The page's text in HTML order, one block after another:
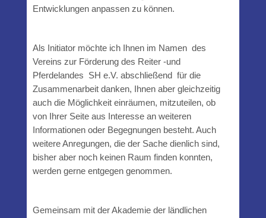
Entwicklungen anpassen zu können.
Als Initiator möchte ich Ihnen im Namen des
Vereins zur Förderung des Reiter -und
Pferdelandes SH e.V. abschließend für die
Zusammenarbeit danken, Ihnen aber gleichzeitig
auch die Möglichkeit einräumen, mitzuteilen, ob
von Ihrer Seite aus Interesse an weiteren
Informationen oder Begegnungen besteht. Auch
weitere Anregungen, die der Sache dienlich sind,
bisher aber noch keinen Raum finden konnten,
werden gerne entgegen genommen.
Gemeinsam mit der Akademie der ländlichen